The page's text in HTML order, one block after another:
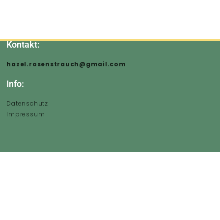
Kontakt:
hazel.rosenstrauch@gmail.com
Info:
Datenschutz
Impressum